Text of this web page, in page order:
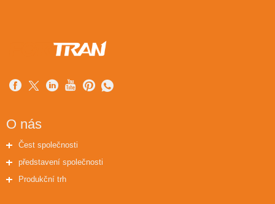
O nás
Čest společnosti
představení společnosti
Produkční trh